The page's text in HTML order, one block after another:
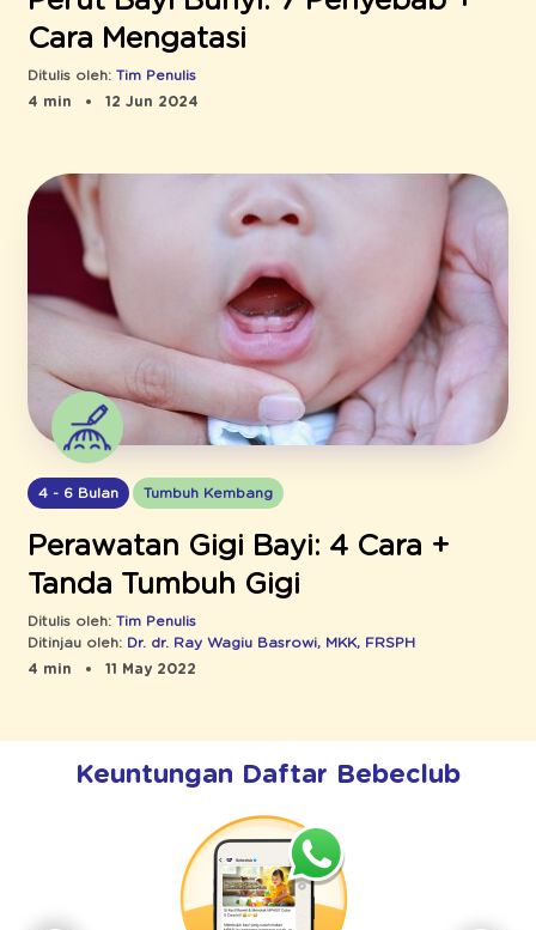
Cara Mengatasi
Ditulis oleh: Tim Penulis
4 min
12 Jun 2024
4 - 6 Bulan Tumbuh Kembang
Perawatan Gigi Bayi: 4 Cara +
Tanda Tumbuh Gigi
Ditulis oleh: Tim Penulis
Ditinjau oleh: Dr. dr. Ray Wagiu Basrowi, MKK, FRSPH
4 min
11 May 2022
Keuntungan Daftar Bebeclub